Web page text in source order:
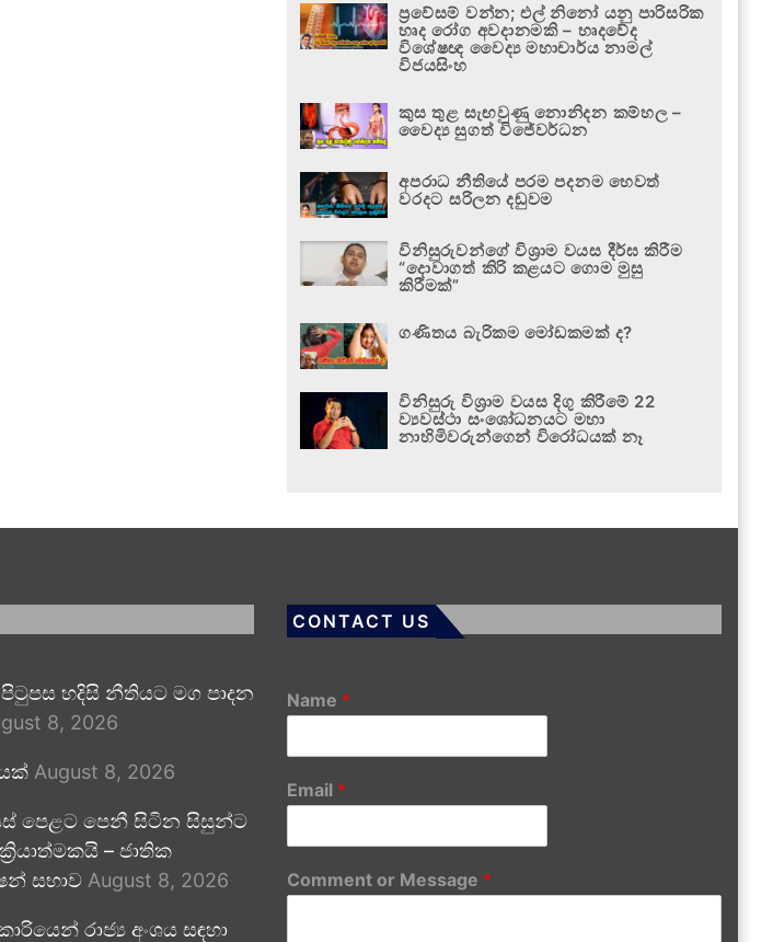
ප්‍රවේසම් වන්න; එල් නිනෝ යනු පාරිසරික
හෘද රෝග අවදානමකි – හෘදවේද
විශේෂඥ වෛද්‍ය මහාචාර්ය නාමල්
විජයසිංහ
කුස තුළ සැඟවුණු නොනිදන කම්හල –
වෛද්‍ය සුගත් විජේවර්ධන
අපරාධ නීතියේ පරම පදනම හෙවත්
වරදට සරිලන දඬුවම
විනිසුරුවන්ගේ විශ්‍රාම වයස දීර්ඝ කිරීම
“දොවාගත් කිරි කළයට ගොම මුසු
කිරීමක්”
ගණිතය බැරිකම මෝඩකමක් ද?
විනිසුරු විශ්‍රාම වයස දිගු කිරීමේ 22
ව්‍යවස්ථා සංශෝධනයට මහා
නාහිමිවරුන්ගෙන් විරෝධයක් නෑ
හදිසි නීතියට මග පාදන
8, 2026
August 8, 2026
පෙළට පෙනී සිටින සිසුන්ට
– ජාතික
සභාව August 8, 2026
රාජ්‍ය අංශය සඳහා
CONTACT US
Name *
Email *
Comment or Message *